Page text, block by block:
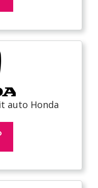
auto Honda